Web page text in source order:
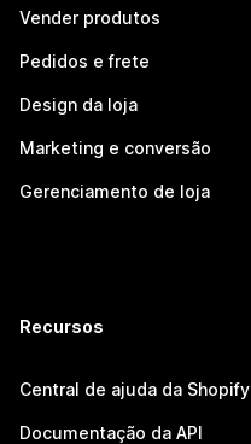
Vender produtos
Pedidos e frete
Design da loja
Marketing e conversão
Gerenciamento de loja
Recursos
Central de ajuda da Shopify
Documentação da API